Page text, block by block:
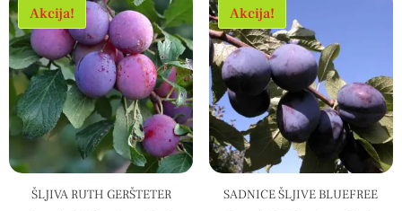
Akcija!
ŠLJIVA RUTH GERŠTETER
Akcija!
SADNICE ŠLJIVE BLUEFREE